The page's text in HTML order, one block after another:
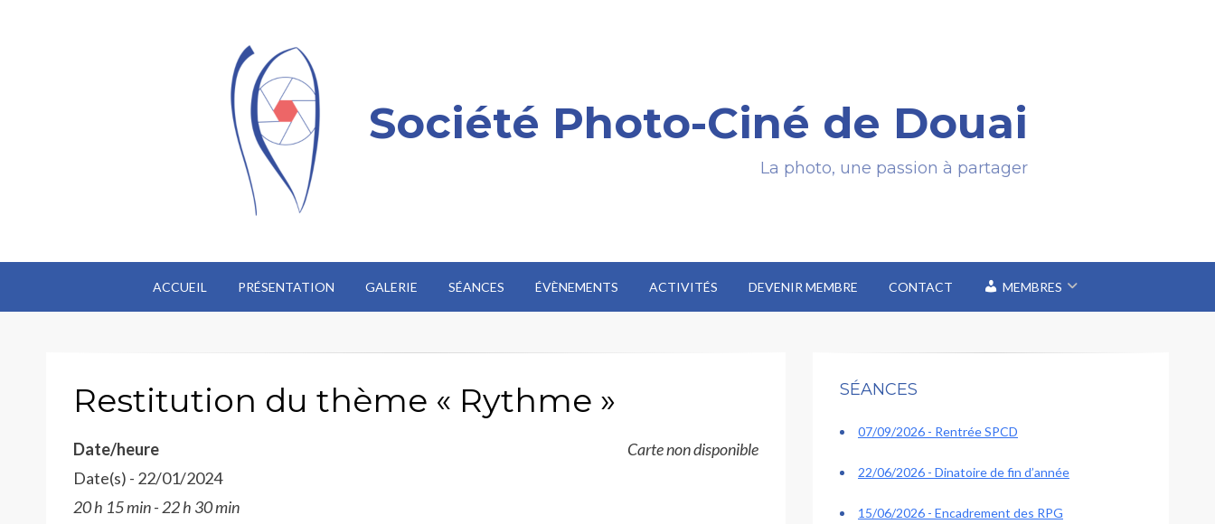
Société Photo-Ciné de Douai
La photo, une passion à partager
ACCUEIL PRÉSENTATION GALERIE SÉANCES ÉVÈNEMENTS ACTIVITÉS DEVENIR MEMBRE CONTACT MEMBRES
Restitution du thème « Rythme »
Carte non disponible
Date/heure
Date(s) - 22/01/2024
20 h 15 min - 22 h 30 min
SÉANCES
07/09/2026 - Rentrée SPCD
22/06/2026 - Dinatoire de fin d’année
15/06/2026 - Encadrement des RPG